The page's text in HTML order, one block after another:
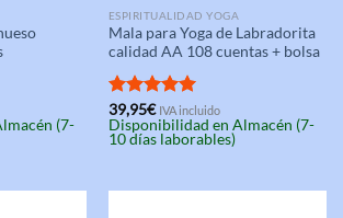
(7-
ESPIRITUALIDAD YOGA
Mala para Yoga de Labradorita
calidad AA 108 cuentas + bolsa
Valorado
con5.00
de 5
39,95€ IVA incluido
Disponibilidad en Almacén (7-
10 días laborables)